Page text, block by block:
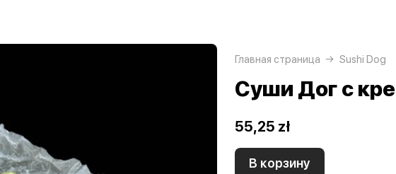
Главная страница Sushi Dog
Суши Дог с
55,25 zł
В корзину